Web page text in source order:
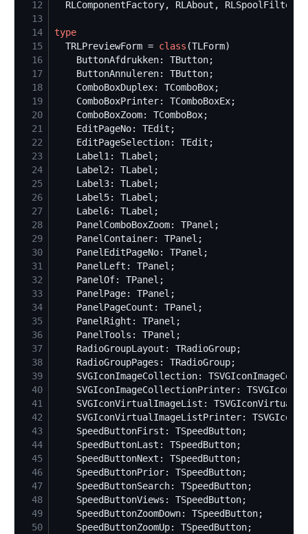
12
13
14
type
15
  TRLPreviewForm =
class
16
17
18
19
20
21
22
23
24
25
26
27
28
29
30
31
32
33
34
35
36
37
38
39
40
41
42
43
44
45
46
47
48
49
50